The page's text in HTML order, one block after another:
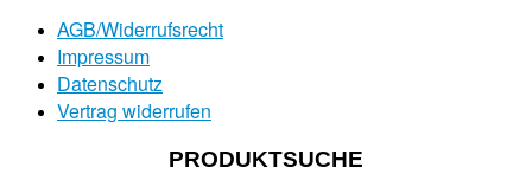
AGB/Widerrufsrecht
Impressum
Datenschutz
Vertrag widerrufen
PRODUKTSUCHE